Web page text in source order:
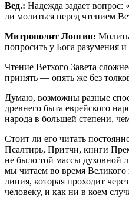
Вед.: Надежда задает
ли молиться перед чтением
Митрополит Лонгин:
попросить у Бога разумения
Чтение Ветхого Завета
принять ― опять же без
Думаю, возможны разные
древнего быта еврейского
народа в большей степени,
Стоит ли его читать
Псалтирь, Притчи, книги
не было той массы духовной
мы читаем во время Великого
линия, которая проходит
человеку, и как ни в коем